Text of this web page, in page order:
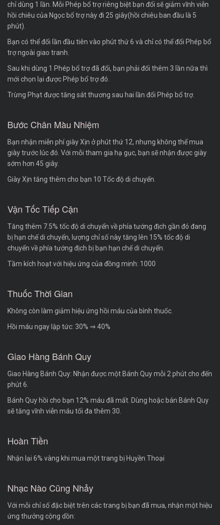
chỉ dùng 1 lần. Mỗi Phép bổ trợ riêng biệt bạn đổi sẽ giảm vĩnh viễn
hồi chiêu của Ngọc bổ trợ này đi 25 giây(hồi chiêu ban đầu là 5
phút).
Bạn có thể đổi lần đầu tiên vào phút thứ 6 và chỉ có thể đổi Phép bổ
trợ ngoài giao tranh.
Sau khi dùng 1 Phép bổ trợ đã đổi, bạn phải đối thêm 3 lần nữa thì
mới chọn lại được Phép bổ trợ đó.
Trừng Phạt được tăng sát thương sau hai lần đổi Phép bổ trợ.
Bước Chân Màu Nhiệm
Bạn nhận miễn phí giày Xịn ở phút thứ 12, nhưng không thể mua
giày trước lúc đó. Với mỗi tham gia hạ gục, bạn sẽ nhận được giày
sớm hơn 45 giây.
Giày Xịn tăng thêm cho bạn 10 Tốc độ di chuyển.
Vận Tốc Tiếp Cận
Tăng thêm 7.5% tốc độ di chuyển về phía tướng địch gần đó đang
bị hạn chế di chuyển, lượng chỉ số này tăng lên 15% tốc độ di
chuyển về phía tướng địch bị bạn hạn chế di chuyển.
Tầm kích hoạt với hiệu ứng của đồng minh: 1000
Thuốc Thời Gian
Không còn làm giảm hiệu ứng hồi máu của bình thuốc.
Hồi máu ngay lập tức: 30% ⇒ 40%
Giao Hàng Bánh Quy
Giao Hàng Bánh Quy: Nhận được một Bánh Quy mỗi 2 phút cho đến
phút 6.
Bánh Quy hồi cho bạn 12% máu đã mất. Dùng hoặc bán Bánh Quy
sẽ tăng vĩnh viễn máu tối đa thêm 30.
Hoàn Tiền
Nhận lại 6% vàng khi mua một trang bị Huyền Thoại
Nhạc Nào Cũng Nhảy
Với mỗi chỉ số đặc biệt trên các trang bị bạn đã mua, nhận một hiệu
ứng thưởng cộng dồn: